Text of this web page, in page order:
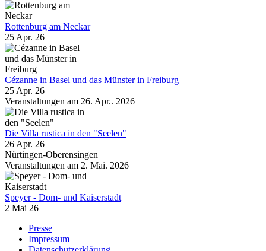
Rottenburg am Neckar
25 Apr. 26
Cézanne in Basel und das Münster in Freiburg
25 Apr. 26
Veranstaltungen am 26. Apr.. 2026
Die Villa rustica in den "Seelen"
26 Apr. 26
Nürtingen-Oberensingen
Veranstaltungen am 2. Mai. 2026
Speyer - Dom- und Kaiserstadt
2 Mai 26
Presse
Impressum